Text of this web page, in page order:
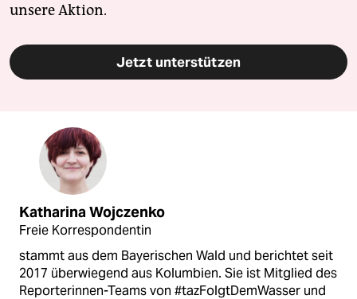
unsere Aktion.
Jetzt unterstützen
Katharina Wojczenko
Freie Korrespondentin
stammt aus dem Bayerischen Wald und berichtet seit
2017 überwiegend aus Kolumbien. Sie ist Mitglied des
Reporterinnen-Teams von #tazFolgtDemWasser und